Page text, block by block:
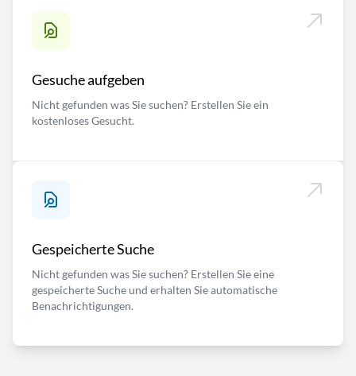
Gesuche aufgeben
Nicht gefunden was Sie suchen? Erstellen Sie ein
kostenloses Gesucht.
Gespeicherte Suche
Nicht gefunden was Sie suchen? Erstellen Sie eine
gespeicherte Suche und erhalten Sie automatische
Benachrichtigungen.